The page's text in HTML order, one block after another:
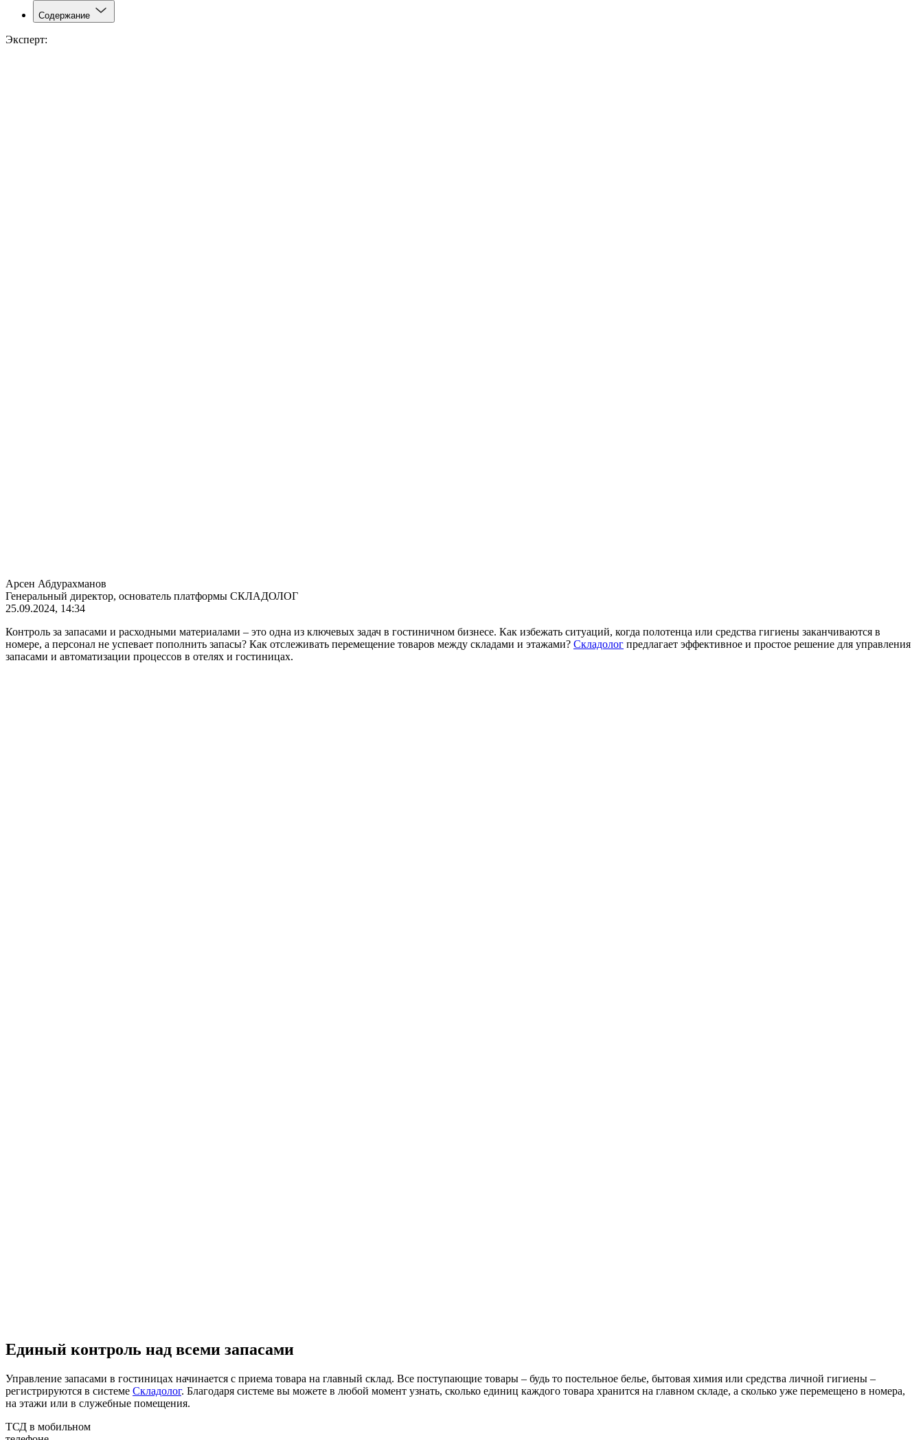
Содержание
Эксперт:
Арсен Абдурахманов
Генеральный директор, основатель платформы СКЛАДОЛОГ
25.09.2024, 14:34
Контроль за запасами и расходными материалами – это одна из ключевых задач в гостиничном бизнесе. Как избежать ситуаций, когда полотенца или средства гигиены заканчиваются в
номере, а персонал не успевает пополнить запасы? Как отслеживать перемещение товаров между складами и этажами? Складолог предлагает эффективное и простое решение для управления
запасами и автоматизации процессов в отелях и гостиницах.
Единый контроль над всеми запасами
Управление запасами в гостиницах начинается с приема товара на главный склад. Все поступающие товары – будь то постельное белье, бытовая химия или средства личной гигиены –
регистрируются в системе Складолог. Благодаря системе вы можете в любой момент узнать, сколько единиц каждого товара хранится на главном складе, а сколько уже перемещено в номера,
на этажи или в служебные помещения.
ТСД в мобильном